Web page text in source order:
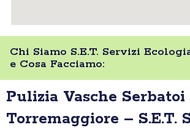
Chi Siamo S.E.T. Servizi
e Cosa Facciamo:
Pulizia Vasche Serbatoi
Torremaggiore – S.E.T.